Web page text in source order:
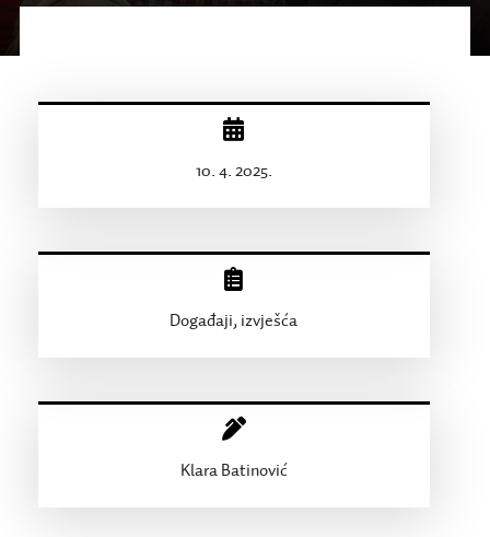
10. 4. 2025.
Događaji, izvješća
Klara Batinović